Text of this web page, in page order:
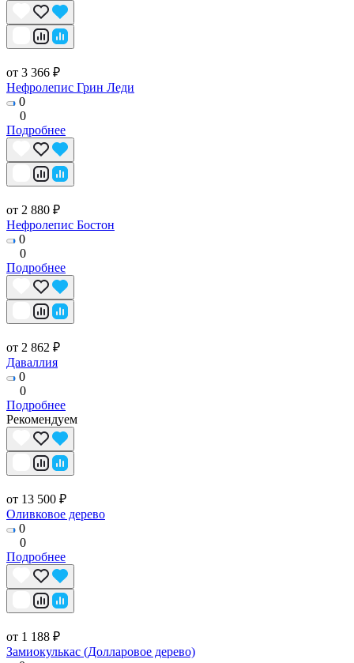
от 3 366 ₽
Нефролепис Грин Леди
0
0
Подробнее
от 2 880 ₽
Нефролепис Бостон
0
0
Подробнее
от 2 862 ₽
Даваллия
0
0
Подробнее
Рекомендуем
от 13 500 ₽
Оливковое дерево
0
0
Подробнее
от 1 188 ₽
Замиокулькас (Долларовое дерево)